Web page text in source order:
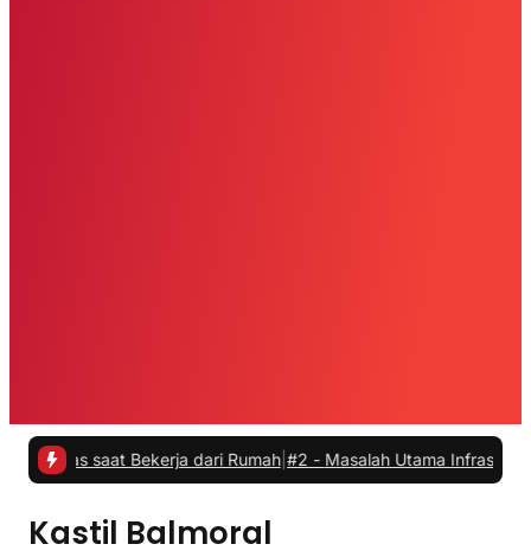
saat Bekerja dari Rumah|#2 -Masalah Utama Infrastruktur
Kastil Balmoral